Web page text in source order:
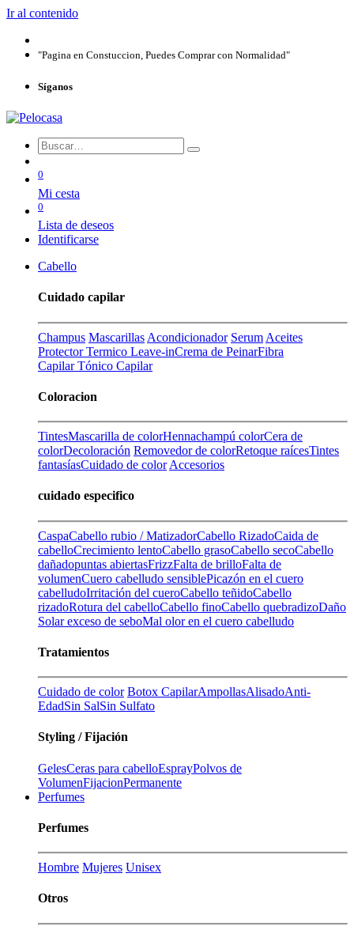
Ir al contenido
"Pagina en Constuccion, Puedes Comprar con Normalidad"
Síganos
0
Mi cesta
0
Lista de deseos
Identificarse
Cabello
Cuidado capilar
Champus Mascarillas Acondicionador Serum Aceites
Protector Termico Leave-inCrema de PeinarFibra
CapilarTónico Capilar
Coloracion
TintesMascarilla de colorHennachampú colorCera de
colorDecoloración Removedor de colorRetoque raícesTintes
fantasíasCuidado de color Accesorios
cuidado especifico
CaspaCabello rubio / MatizadorCabello RizadoCaida de
cabelloCrecimiento lentoCabello grasoCabello secoCabello
dañadopuntas abiertasFrizzFalta de brilloFalta de
volumenCuero cabelludo sensiblePicazón en el cuero
cabelludoIrritación del cueroCabello teñidoCabello
rizadoRotura del cabelloCabello finoCabello quebradizoDaño
Solarexceso de seboMal olor en el cuero cabelludo
Tratamientos
Cuidado de color Botox CapilarAmpollasAlisadoAnti-
EdadSin SalSin Sulfato
Styling / Fijación
GelesCeras para cabelloEsprayPolvos de
VolumenFijacionPermanente
Perfumes
Perfumes
Hombre Mujeres Unisex
Otros